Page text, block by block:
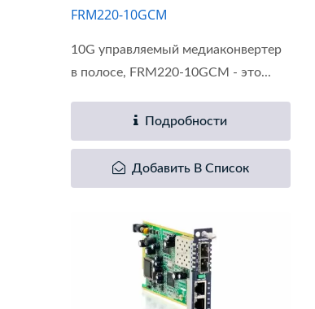
FRM220-10GCM
10G управляемый медиаконвертер
в полосе, FRM220-10GCM - это...
Подробности
Добавить В Список